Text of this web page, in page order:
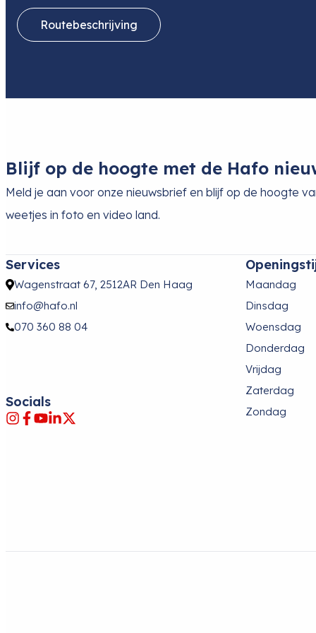
Routebeschrijving
Blijf op de hoogte met de Hafo
Meld je aan voor onze nieuwsbrief en blijf op de hoogte
weetjes in foto en video land.
Services
Wagenstraat 67, 2512AR Den Haag
info@hafo.nl
070 360 88 04
Socials
Maandag
Dinsdag
Woensdag
Donderdag
Vrijdag
Zaterdag
Zondag